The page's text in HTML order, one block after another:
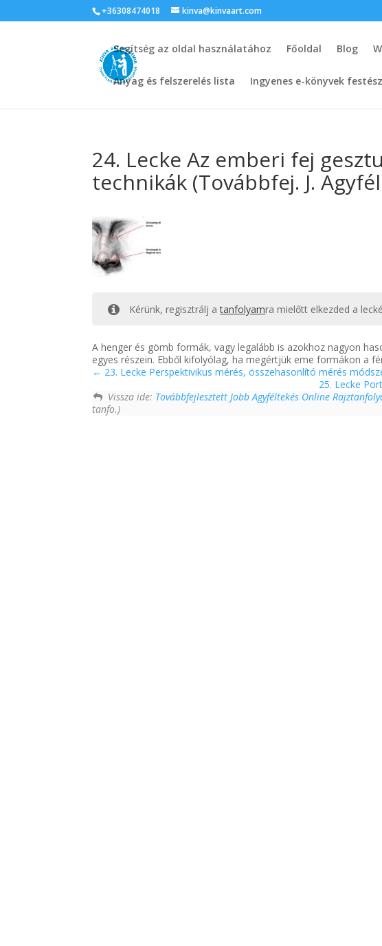
+36308474018 kinva@kinvaart.com
Segítség az oldal használatához Főoldal Blog
Anyag és felszerelés lista Ingyenes e-könyvek
24. Lecke Az emberi fej
technikák (Továbbfej. J.
Kérünk, regisztrálj atanfolyamra mielőtt elkezded a
A henger és gömb formák, vagy legalább is azokhoz nagyon
egyes részein. Ebből kifolyólag, ha megértjük eme formákon a
23. Lecke Perspektivikus mérés, összehasonlító mérés
25. Lecke
Vissza ide: Továbbfejlesztett Jobb Agyféltekés Online
tanfo.)